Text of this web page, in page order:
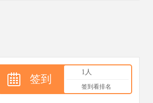
签到
1人
签到看排名